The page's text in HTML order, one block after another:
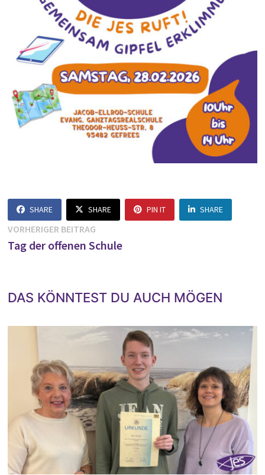
SHARE SHARE PIN IT SHARE
Beitragsnavigation
VORHERIGER BEITRAGVorheriger
Beitrag:
Tag der offenen Schule
DAS KÖNNTEST DU AUCH MÖGEN